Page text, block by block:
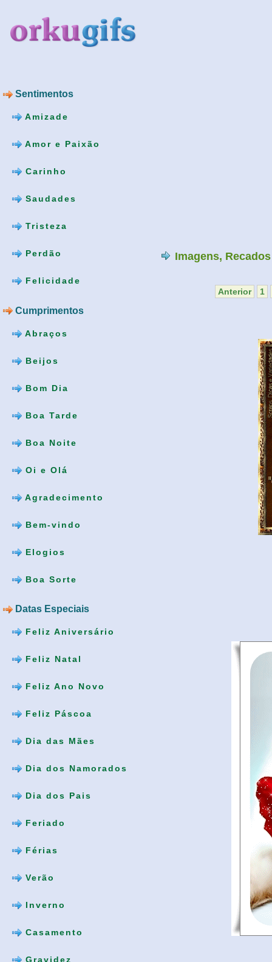
Sentimentos
Amizade
Amor e Paixão
Carinho
Saudades
Tristeza
Perdão
Felicidade
Cumprimentos
Abraços
Beijos
Bom Dia
Boa Tarde
Boa Noite
Oi e Olá
Agradecimento
Bem-vindo
Elogios
Boa Sorte
Datas Especiais
Feliz Aniversário
Feliz Natal
Feliz Ano Novo
Feliz Páscoa
Dia das Mães
Dia dos Namorados
Dia dos Pais
Feriado
Férias
Verão
Inverno
Casamento
Gravidez
Imagens,
Anterior 1